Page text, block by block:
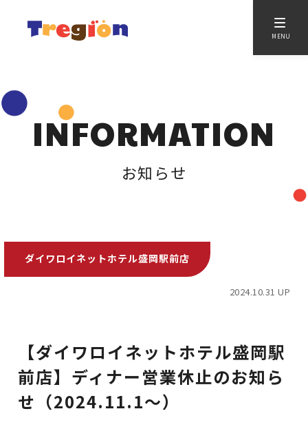
MENU
INFORMATION
お知らせ
ダイワロイネットホテル盛岡駅前店
2024.10.31 UP
【ダイワロイネットホテル盛岡駅
前店】ディナー営業休止のお知ら
せ（2024.11.1〜）